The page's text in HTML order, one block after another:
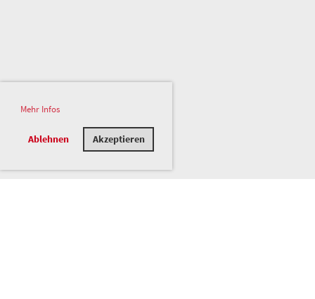
Mehr Infos
Ablehnen Akzeptieren